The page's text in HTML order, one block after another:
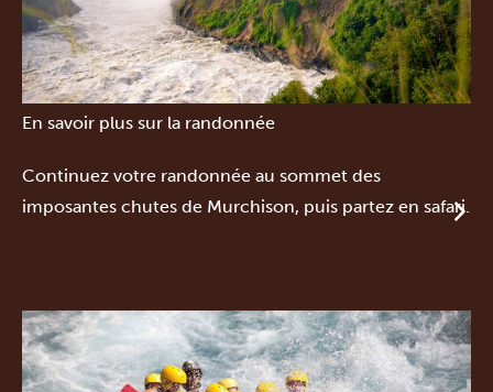
En savoir plus sur la randonnée
Continuez votre randonnée au sommet des
imposantes chutes de Murchison, puis partez en safari.